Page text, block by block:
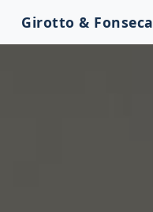
Girotto & Fonseca